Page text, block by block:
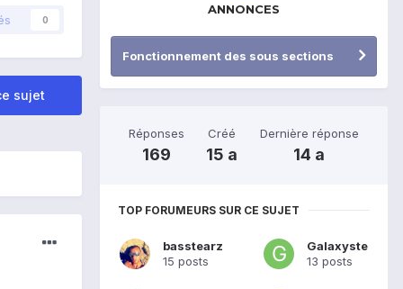
0
sujet
ANNONCES
Fonctionnement des sous sections
Réponses
169
Créé
15 a
Dernière réponse
14 a
TOP FORUMEURS SUR CE SUJET
basstearz
15 posts
Galaxyste
13 posts